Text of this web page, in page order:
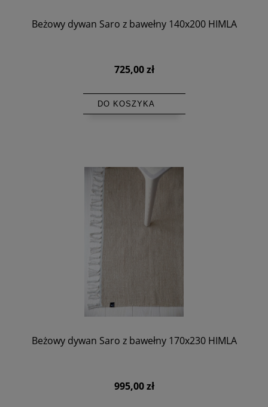
Beżowy dywan Saro z bawełny 140x200 HIMLA
725,00 zł
DO KOSZYKA
Beżowy dywan Saro z bawełny 170x230 HIMLA
995,00 zł